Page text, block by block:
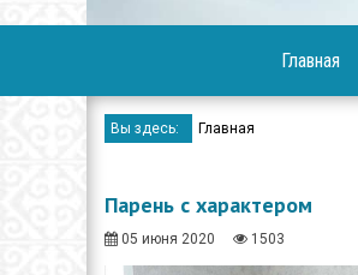
Главная
Вы здесь: Главная
Парень с характером
05 июня 2020 1503